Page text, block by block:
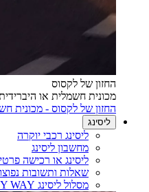
החזון של לקסוס
מכונית חשמלית או
החזון של לקסוס - מכונית
ליסינג
ליסינג רכבי יוקרה
מחשבון ליסינג
ליסינג או רכישה
שאלות ותשובות
מסלול ליסינג LEXUS EASY WAY